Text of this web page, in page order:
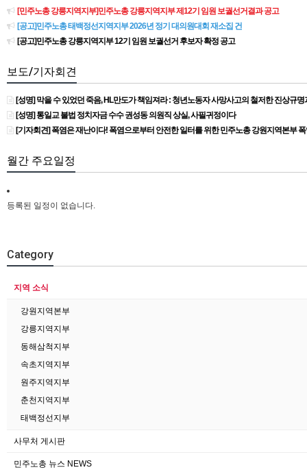
[민주노총 강릉지역지부]민주노총 강릉지역지부 제12기 임원 보궐선거결과 공고
[공고]민주노총 태백정선지역지부 2026년 정기 대의원대회 재소집 건
[공고]민주노총 강릉지역지부 12기 임원 보궐선거 후보자 확정 공고
보도/기자회견
[성명] 막을 수 있었던 죽음, HL만도가 책임져라 : 청년노동자 사망사고의 철저한 진상규
[성명] 통일교 불법 정치자금 수수 권성동 의원직 상실, 사필귀정이다
[기자회견] 폭염은 재난이다! 폭염으로부터 안전한 일터를 위한 민주노총 강원지역본부
월간 주요일정
등록된 일정이 없습니다.
Category
지역 소식
강원지역본부
강릉지역지부
동해삼척지부
속초지역지부
원주지역지부
춘천지역지부
태백정선지부
사무처 게시판
민주노총 뉴스 NEWS